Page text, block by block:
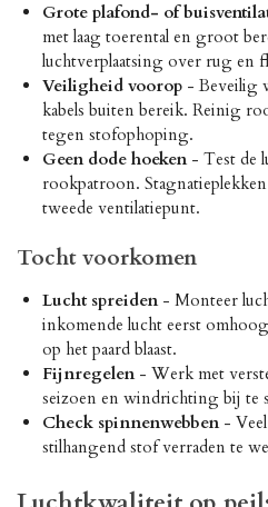
Grote plafond- of
met laag toerental en groot
luchtverplaatsing over rug en
Veiligheid voorop- Beveilig
kabels buiten bereik. Reinig
tegen stofophoping.
Geen dode hoeken- Test de
rookpatroon.
tweede ventilatiepunt.
Tocht voorkomen
Lucht spreiden- Monteer
inkomende lucht eerst
op het paard blaast.
Fijnregelen- Werk met
seizoen en windrichting bij te
Check spinnenwebben- Veel
stilhangend stof verraden te